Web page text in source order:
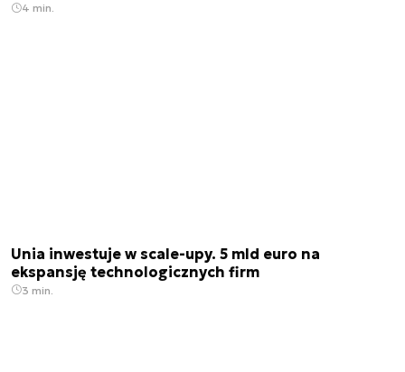
4 min.
Unia inwestuje w scale-upy. 5 mld euro na
ekspansję technologicznych firm
3 min.